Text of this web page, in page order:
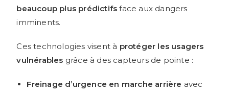
beaucoup plus prédictifs face aux dangers
imminents.
Ces technologies visent à protéger les usagers
vulnérables grâce à des capteurs de pointe :
Freinage d’urgence en marche arrière avec